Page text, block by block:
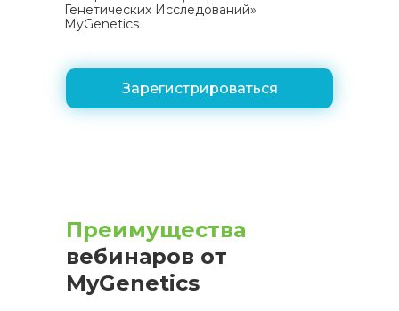
Зарегистрироваться
Генетических Исследований»
MyGenetics
Преимущества
вебинаров от
MyGenetics